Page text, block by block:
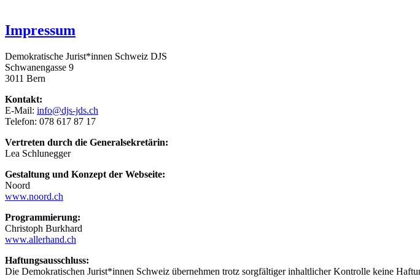
Impressum
Demokratische Jurist*innen Schweiz DJS
Schwanengasse 9
3011 Bern
Kontakt:
E-Mail: info@djs-jds.ch
Telefon: 078 617 87 17
Vertreten durch die Generalsekretärin:
Lea Schlunegger
Gestaltung und Konzept der Webseite:
Noord
www.noord.ch
Programmierung:
Christoph Burkhard
www.allerhand.ch
Haftungsausschluss:
Die Demokratischen Jurist*innen Schweiz übernehmen trotz sorgfältiger inhaltlicher Kontrolle keine